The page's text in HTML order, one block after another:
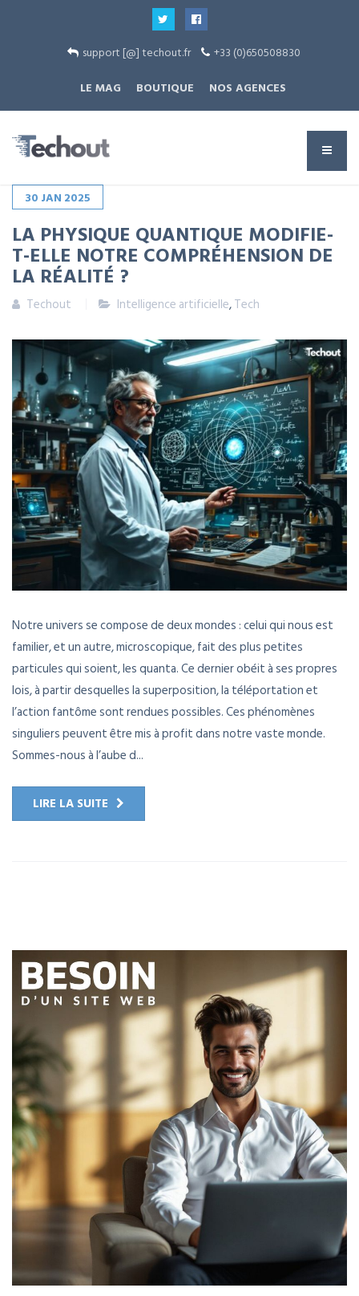
support [@] techout.fr
+33 (0)650508830
LE MAG
BOUTIQUE NOS AGENCES
30 JAN 2025
LA PHYSIQUE QUANTIQUE MODIFIE-
T-ELLE NOTRE COMPRÉHENSION DE
LA RÉALITÉ ?
Techout Intelligence artificielle,Tech
Notre univers se compose de deux mondes : celui qui nous est
familier, et un autre, microscopique, fait des plus petites
particules qui soient, les quanta. Ce dernier obéit à ses propres
lois, à partir desquelles la superposition, la téléportation et
l’action fantôme sont rendues possibles. Ces phénomènes
singuliers peuvent être mis à profit dans notre vaste monde.
Sommes-nous à l’aube d...
LIRE LA SUITE